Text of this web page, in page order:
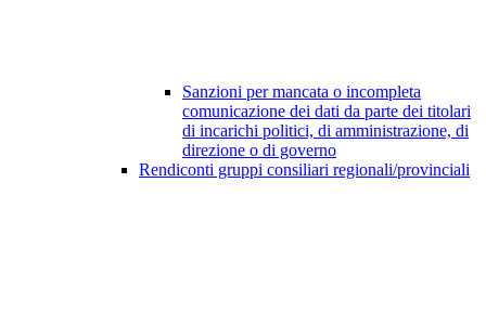
Sanzioni per mancata o incompleta
comunicazione dei dati da parte dei titolari
di incarichi politici, di amministrazione, di
direzione o di governo
Rendiconti gruppi consiliari regionali/provinciali